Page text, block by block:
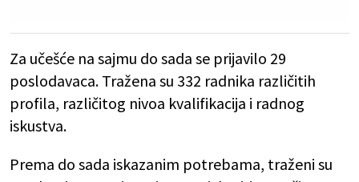
Za učešće na sajmu do sada se prijavilo 29
poslodavaca. Tražena su 332 radnika različitih
profila, različitog nivoa kvalifikacija i radnog
iskustva.
Prema do sada iskazanim potrebama, traženi su